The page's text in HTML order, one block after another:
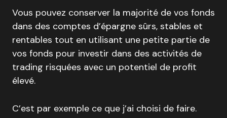
Vous pouvez conserver la majorité de vos fonds
dans des comptes d’épargne sûrs, stables et
rentables tout en utilisant une petite partie de
vos fonds pour investir dans des activités de
trading risquées avec un potentiel de profit
élevé.
C’est par exemple ce que j’ai choisi de faire.